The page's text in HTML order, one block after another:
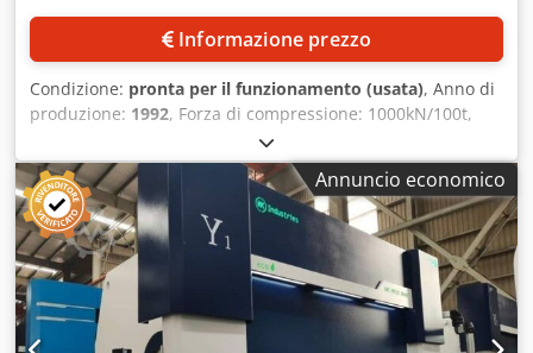
Informazione prezzo
Condizione: pronta per il funzionamento (usata), Anno di
produzione: 1992, Forza di compressione: 1000kN/100t,
corsa del martinetto: 200mm, pressione massima di
esercizio: 290bar, controllo: DNC70, distanza di sicurezza:
166mm, tempo di traslazione: 104ms, distanza di
traslazione: 7mm. Dwsdpewcz Axofx Afuea
Annuncio economico